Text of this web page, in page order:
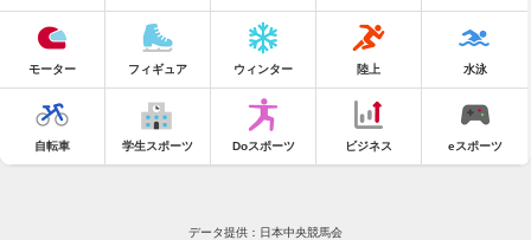
モーター フィギュア ウィンター 陸上 水泳
自転車 学生スポーツ Doスポーツ ビジネス eスポーツ
データ提供：日本中央競馬会